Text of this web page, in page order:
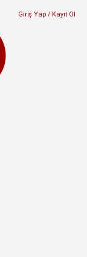
Giriş Yap / Kayıt Ol